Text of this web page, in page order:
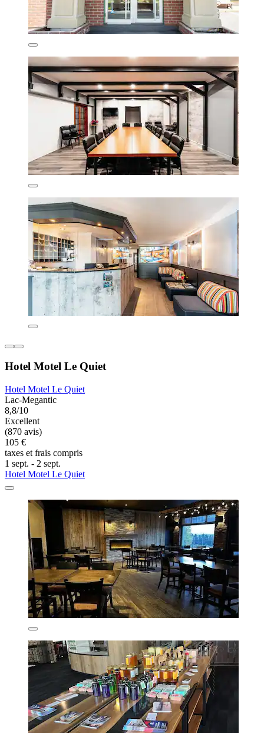
Hotel Motel Le Quiet
Hotel Motel Le Quiet
Lac-Megantic
8,8/10
Excellent
(870 avis)
105 €
taxes et frais compris
1 sept. - 2 sept.
Hotel Motel Le Quiet